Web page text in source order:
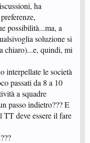
ha
possibilità...ma, a
soluzione si
chiaro)...e, quindi, mi
interpellate le società
passati da 8 a 10
a squadre
passo indietro??? E
deve essere il fare